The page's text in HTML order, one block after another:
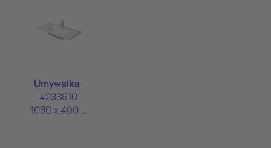
Umywalka
#233610
1030 x 490 mm